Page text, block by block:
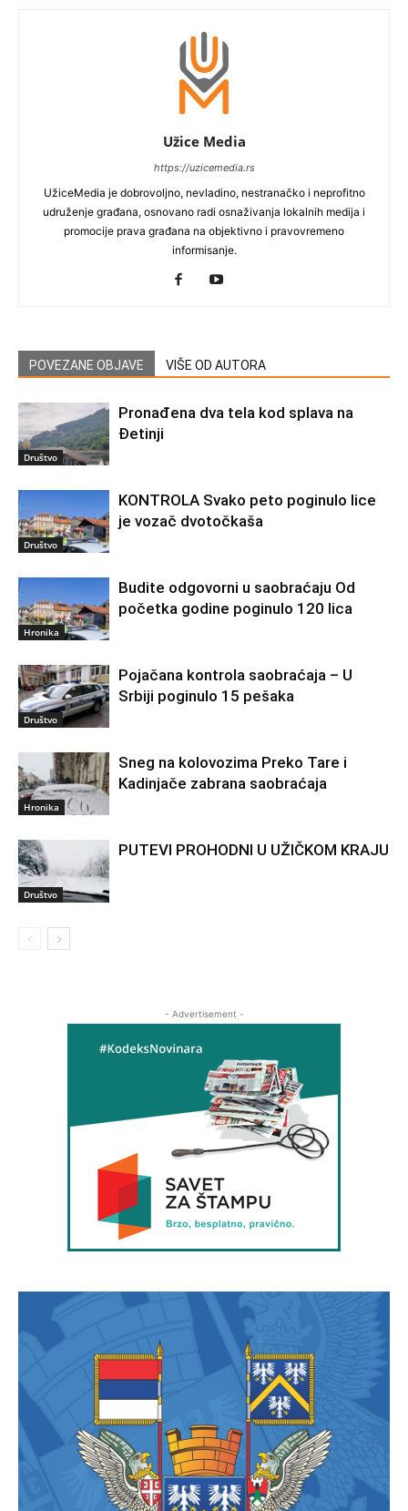
Užice Media
https://uzicemedia.rs
UžiceMedia je dobrovoljno, nevladino, nestranačko i neprofitno
udruženje građana, osnovano radi osnaživanja lokalnih medija i
promocije prava građana na objektivno i pravovremeno
informisanje.
POVEZANE OBJAVE VIŠE OD AUTORA
Društvo
Pronađena dva tela kod splava na
Đetinji
Društvo
KONTROLA Svako peto poginulo lice
je vozač dvotočkaša
Hronika
Budite odgovorni u saobraćaju Od
početka godine poginulo 120 lica
Društvo
Pojačana kontrola saobraćaja – U
Srbiji poginulo 15 pešaka
Hronika
Sneg na kolovozima Preko Tare i
Kadinjače zabrana saobraćaja
Društvo
PUTEVI PROHODNI U UŽIČKOM KRAJU
- Advertisement -